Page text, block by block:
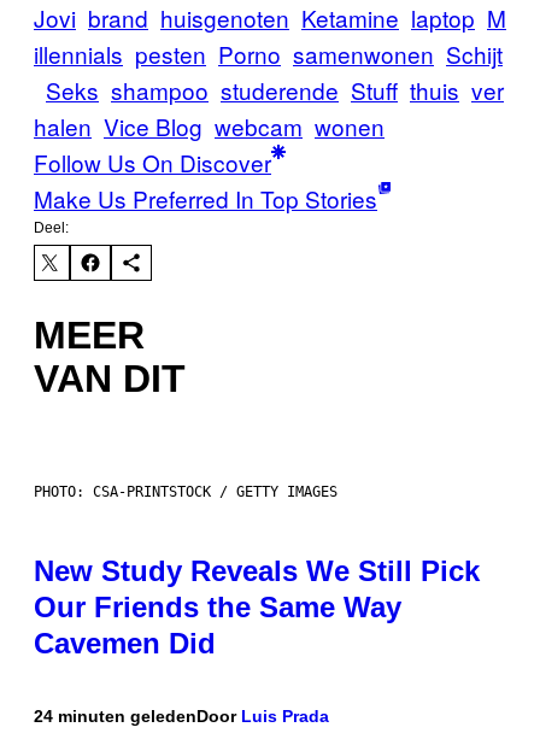
Jovi brand huisgenoten Ketamine laptop M
illennials pesten Porno samenwonen Schijt
Seks shampoo studerende Stuff thuis ver
halen Vice Blog webcam wonen
Follow Us On Discover
Make Us Preferred In Top Stories
Deel:
MEER
VAN DIT
PHOTO: CSA-PRINTSTOCK / GETTY IMAGES
New Study Reveals We Still Pick
Our Friends the Same Way
Cavemen Did
24 minuten geledenDoor Luis Prada